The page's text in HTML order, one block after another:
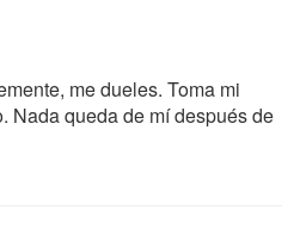
me dueles. Toma mi
Nada queda de mí después de